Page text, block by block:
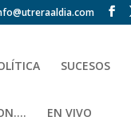
SUCESOS
EN VIVO